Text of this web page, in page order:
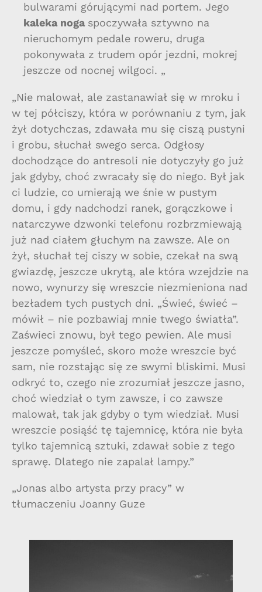
bulwarami górującymi nad portem. Jego
kaleka noga spoczywała sztywno na
nieruchomym pedale roweru, druga
pokonywała z trudem opór jezdni, mokrej
jeszcze od nocnej wilgoci. „
„Nie malował, ale zastanawiał się w mroku i
w tej półciszy, która w porównaniu z tym, jak
żył dotychczas, zdawała mu się ciszą pustyni
i grobu, słuchał swego serca. Odgłosy
dochodzące do antresoli nie dotyczyły go już
jak gdyby, choć zwracały się do niego. Był jak
ci ludzie, co umierają we śnie w pustym
domu, i gdy nadchodzi ranek, gorączkowe i
natarczywe dzwonki telefonu rozbrzmiewają
już nad ciałem głuchym na zawsze. Ale on
żył, słuchał tej ciszy w sobie, czekał na swą
gwiazdę, jeszcze ukrytą, ale która wzejdzie na
nowo, wynurzy się wreszcie niezmieniona nad
bezładem tych pustych dni. „Świeć, świeć –
mówił – nie pozbawiaj mnie twego światła”.
Zaświeci znowu, był tego pewien. Ale musi
jeszcze pomyśleć, skoro może wreszcie być
sam, nie rozstając się ze swymi bliskimi. Musi
odkryć to, czego nie zrozumiał jeszcze jasno,
choć wiedział o tym zawsze, i co zawsze
malował, tak jak gdyby o tym wiedział. Musi
wreszcie posiąść tę tajemnicę, która nie była
tylko tajemnicą sztuki, zdawał sobie z tego
sprawę. Dlatego nie zapalał lampy.”
„Jonas albo artysta przy pracy” w
tłumaczeniu Joanny Guze